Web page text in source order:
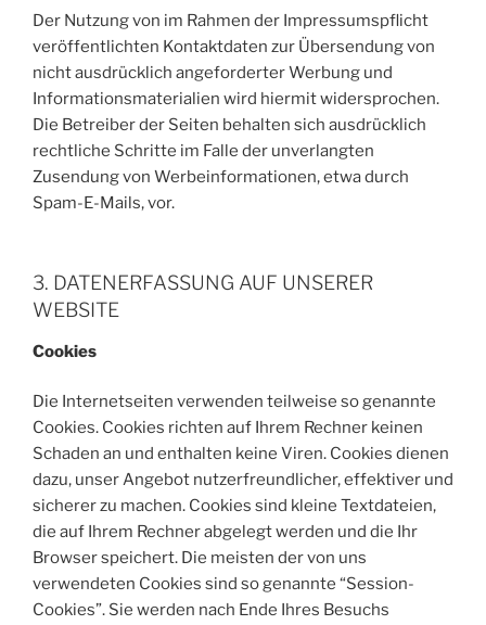
Der Nutzung von im Rahmen der Impressumspflicht
veröffentlichten Kontaktdaten zur Übersendung von
nicht ausdrücklich angeforderter Werbung und
Informationsmaterialien wird hiermit widersprochen.
Die Betreiber der Seiten behalten sich ausdrücklich
rechtliche Schritte im Falle der unverlangten
Zusendung von Werbeinformationen, etwa durch
Spam-E-Mails, vor.
3. DATENERFASSUNG AUF UNSERER
WEBSITE
Cookies
Die Internetseiten verwenden teilweise so genannte
Cookies. Cookies richten auf Ihrem Rechner keinen
Schaden an und enthalten keine Viren. Cookies dienen
dazu, unser Angebot nutzerfreundlicher, effektiver und
sicherer zu machen. Cookies sind kleine Textdateien,
die auf Ihrem Rechner abgelegt werden und die Ihr
Browser speichert. Die meisten der von uns
verwendeten Cookies sind so genannte “Session-
Cookies”. Sie werden nach Ende Ihres Besuchs